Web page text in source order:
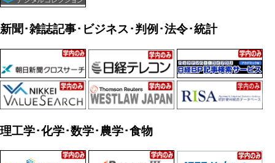
新聞･雑誌記事･ビジネス･判例･法令･統計
理工学･化学･数学･農学･食物